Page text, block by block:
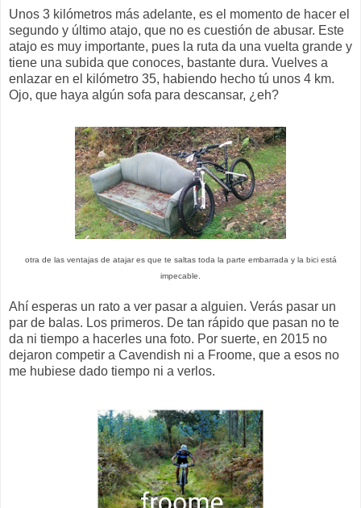
Unos 3 kilómetros más adelante, es el momento de hacer el
segundo y último atajo, que no es cuestión de abusar. Este
atajo es muy importante, pues la ruta da una vuelta grande y
tiene una subida que conoces, bastante dura. Vuelves a
enlazar en el kilómetro 35, habiendo hecho tú unos 4 km.
Ojo, que haya algún sofa para descansar, ¿eh?
otra de las ventajas de atajar es que te saltas toda la parte embarrada y la bici está
impecable.
Ahí esperas un rato a ver pasar a alguien. Verás pasar un
par de balas. Los primeros. De tan rápido que pasan no te
da ni tiempo a hacerles una foto. Por suerte, en 2015 no
dejaron competir a Cavendish ni a Froome, que a esos no
me hubiese dado tiempo ni a verlos.